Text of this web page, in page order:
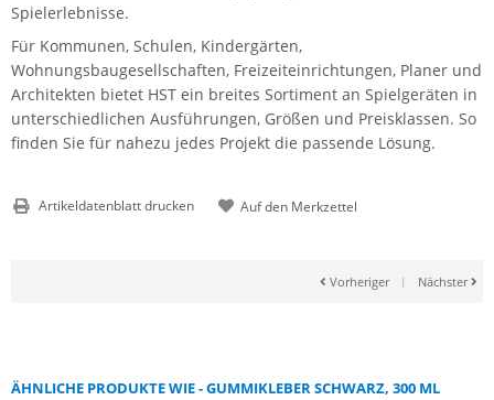
Spielerlebnisse.
Für Kommunen, Schulen, Kindergärten,
Wohnungsbaugesellschaften, Freizeiteinrichtungen, Planer und
Architekten bietet HST ein breites Sortiment an Spielgeräten in
unterschiedlichen Ausführungen, Größen und Preisklassen. So
finden Sie für nahezu jedes Projekt die passende Lösung.
Artikeldatenblatt drucken
Vorheriger | Nächster
ÄHNLICHE PRODUKTE WIE - GUMMIKLEBER SCHWARZ, 300 ML